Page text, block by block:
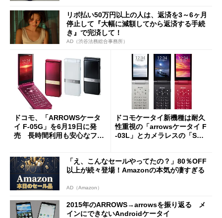
リボ払い50万円以上の人は、返済を3～6ヶ月
停止して『大幅に減額してから返済する手続
き』で完済して！
AD（渋谷法務総合事務所）
ドコモ、「ARROWSケータ
イ F-05G」を6月19日に発
売 長時間利用も安心なフィ
ドコモケータイ新機種は耐久
性重視の「arrowsケータイ F
-03L」とカメラレスの「SH-0
「え、こんなセールやってたの？」80％OFF
以上が続々登場！Amazonの本気が凄すぎる
AD（Amazon）
2015年のARROWS→arrowsを振り返る メ
インにできないAndroidケータイ